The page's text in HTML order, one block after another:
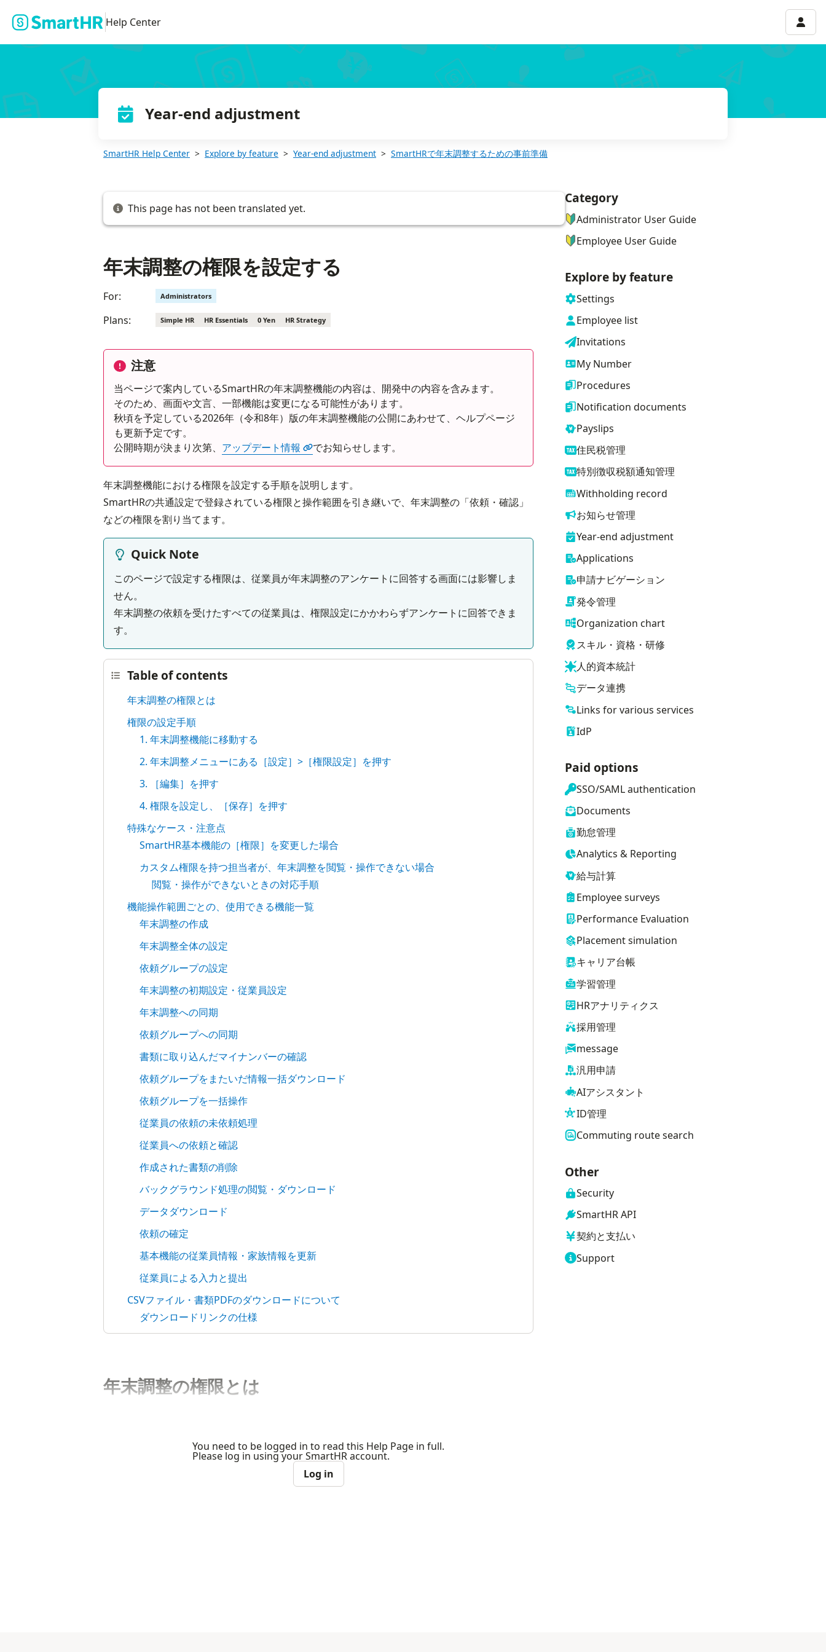
Help Center
Year-end adjustment
SmartHR Help Center Explore by feature Year-end adjustment SmartHRで年末調整するための事前準備
This page has not been translated yet.
年末調整の権限を設定する
For: Administrators
Plans: Simple HR HR Essentials 0 Yen HR Strategy
注意
当ページで案内しているSmartHRの年末調整機能の内容は、開発中の内容を含みます。
そのため、画面や文言、一部機能は変更になる可能性があります。
秋頃を予定している2026年（令和8年）版の年末調整機能の公開にあわせて、ヘルプページ
も更新予定です。
公開時期が決まり次第、 アップデート情報 でお知らせします。
年末調整機能における権限を設定する手順を説明します。
SmartHRの共通設定で登録されている権限と操作範囲を引き継いで、年末調整の「依頼・確認」
などの権限を割り当てます。
Quick Note
このページで設定する権限は、従業員が年末調整のアンケートに回答する画面には影響しま
せん。
年末調整の依頼を受けたすべての従業員は、権限設定にかかわらずアンケートに回答できま
す。
Table of contents
年末調整の権限とは
権限の設定手順
1. 年末調整機能に移動する
2. 年末調整メニューにある［設定］>［権限設定］を押す
3. ［編集］を押す
4. 権限を設定し、［保存］を押す
特殊なケース・注意点
SmartHR基本機能の［権限］を変更した場合
カスタム権限を持つ担当者が、年末調整を閲覧・操作できない場合
閲覧・操作ができないときの対応手順
機能操作範囲ごとの、使用できる機能一覧
年末調整の作成
年末調整全体の設定
依頼グループの設定
年末調整の初期設定・従業員設定
年末調整への同期
依頼グループへの同期
書類に取り込んだマイナンバーの確認
依頼グループをまたいだ情報一括ダウンロード
依頼グループを一括操作
従業員の依頼の未依頼処理
従業員への依頼と確認
作成された書類の削除
バックグラウンド処理の閲覧・ダウンロード
データダウンロード
依頼の確定
基本機能の従業員情報・家族情報を更新
従業員による入力と提出
CSVファイル・書類PDFのダウンロードについて
ダウンロードリンクの仕様
年末調整の権限とは
You need to be logged in to read this Help Page in full.
Please log in using your SmartHR account.
Log in
ナビゲーションメニュー
Category
Administrator User Guide
Employee User Guide
Explore by feature
Settings
Employee list
Invitations
My Number
Procedures
Notification documents
Payslips
住民税管理
特別徴収税額通知管理
Withholding record
お知らせ管理
Year-end adjustment
Applications
申請ナビゲーション
発令管理
Organization chart
スキル・資格・研修
人的資本統計
データ連携
Links for various services
IdP
Paid options
SSO/SAML authentication
Documents
勤怠管理
Analytics & Reporting
給与計算
Employee surveys
Performance Evaluation
Placement simulation
キャリア台帳
学習管理
HRアナリティクス
採用管理
message
汎用申請
AIアシスタント
ID管理
Commuting route search
Other
Security
SmartHR API
契約と支払い
Support